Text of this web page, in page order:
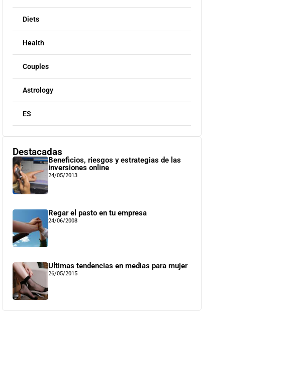
Diets
Health
Couples
Astrology
ES
Destacadas
Beneficios, riesgos y estrategias de las
inversiones online
24/05/2013
Regar el pasto en tu empresa
24/06/2008
Ultimas tendencias en medias para mujer
26/05/2015